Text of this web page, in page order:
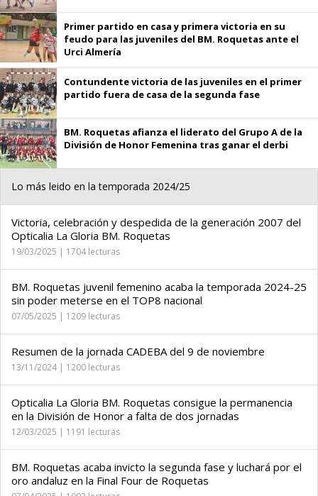
Primer partido en casa y primera victoria en su
feudo para las juveniles del BM. Roquetas ante el
Urci Almería
Contundente victoria de las juveniles en el primer
partido fuera de casa de la segunda fase
BM. Roquetas afianza el liderato del Grupo A de la
División de Honor Femenina tras ganar el derbi
Lo más leido en la temporada 2024/25
Victoria, celebración y despedida de la generación 2007 del
Opticalia La Gloria BM. Roquetas
19/03/2025 | 1704 lecturas
BM. Roquetas juvenil femenino acaba la temporada 2024-25
sin poder meterse en el TOP8 nacional
07/05/2025 | 1209 lecturas
Resumen de la jornada CADEBA del 9 de noviembre
13/11/2024 | 1200 lecturas
Opticalia La Gloria BM. Roquetas consigue la permanencia
en la División de Honor a falta de dos jornadas
12/03/2025 | 1191 lecturas
BM. Roquetas acaba invicto la segunda fase y luchará por el
oro andaluz en la Final Four de Roquetas